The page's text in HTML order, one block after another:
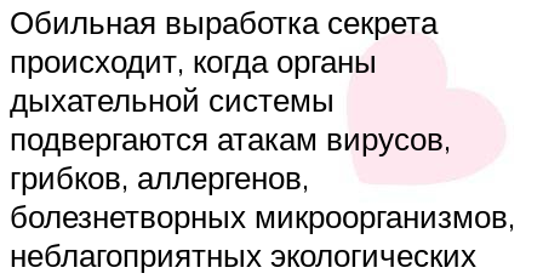
Обильная выработка секрета
происходит, когда органы
дыхательной системы
подвергаются атакам вирусов,
грибков, аллергенов,
болезнетворных микроорганизмов,
неблагоприятных экологических